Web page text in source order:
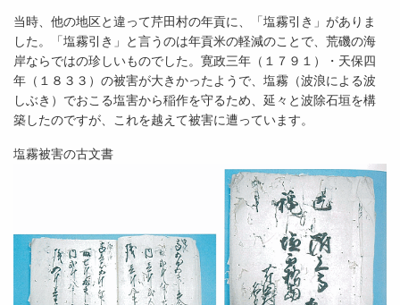
当時、他の地区と違って芹田村の年貢に、「塩霧引き」がありま
した。「塩霧引き」と言うのは年貢米の軽減のことで、荒磯の海
岸ならではの珍しいものでした。寛政三年（１７９１）・天保四
年（１８３３）の被害が大きかったようで、塩霧（波浪による波
しぶき）でおこる塩害から稲作を守るため、延々と波除石垣を構
築したのですが、これを越えて被害に遭っています。
塩霧被害の古文書